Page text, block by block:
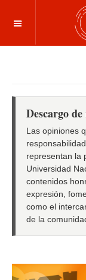
OFF CANVAS
Descargo
Las opiniones
representan la
Universidad
contenidos
expresión,
como el
de la